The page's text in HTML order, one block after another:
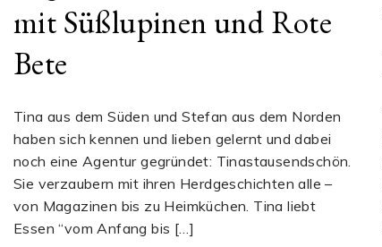
mit Süßlupinen und Rote
Bete
Tina aus dem Süden und Stefan aus dem Norden
haben sich kennen und lieben gelernt und dabei
noch eine Agentur gegründet: Tinastausendschön.
Sie verzaubern mit ihren Herdgeschichten alle –
von Magazinen bis zu Heimküchen. Tina liebt
Essen “vom Anfang bis […]